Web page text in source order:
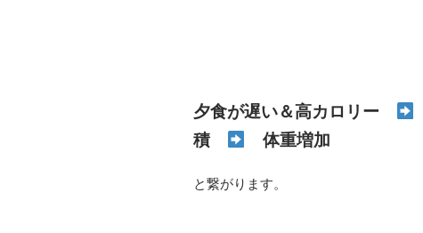
夕食が遅い＆高カロリー
積
体重増加
と繋がります。